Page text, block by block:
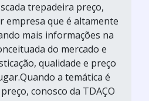
trepadeira preço,
empresa que é altamente
mais informações na
do mercado e
qualidade e preço
a temática é
conosco da TDAÇO